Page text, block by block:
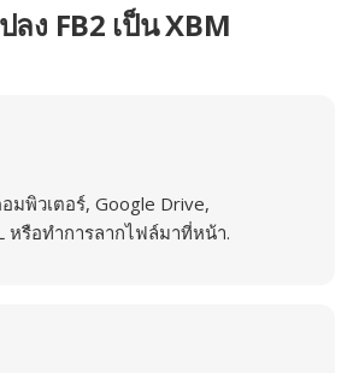
ลง FB2 เป็น XBM
มพิวเตอร์, Google Drive,
หรือทำการลากไฟล์มาที่หน้า.